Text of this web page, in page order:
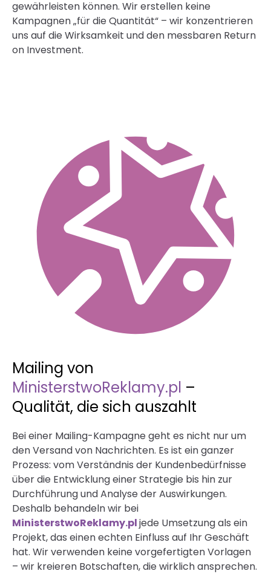
gewährleisten können. Wir erstellen keine
Kampagnen „für die Quantität“ – wir konzentrieren
uns auf die Wirksamkeit und den messbaren Return
on Investment.
Mailing von
MinisterstwoReklamy.pl –
Qualität, die sich auszahlt
Bei einer Mailing-Kampagne geht es nicht nur um
den Versand von Nachrichten. Es ist ein ganzer
Prozess: vom Verständnis der Kundenbedürfnisse
über die Entwicklung einer Strategie bis hin zur
Durchführung und Analyse der Auswirkungen.
Deshalb behandeln wir bei
MinisterstwoReklamy.pljede Umsetzung als ein
Projekt, das einen echten Einfluss auf Ihr Geschäft
hat. Wir verwenden keine vorgefertigten Vorlagen
– wir kreieren Botschaften, die wirklich ansprechen.